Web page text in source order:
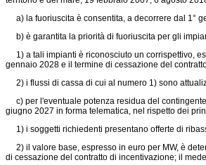
a) la fuoriuscita è consentita, a decorrere dal 1°
b) è garantita la priorità di fuoriuscita per gli
1) a tali impianti è riconosciuto un corrispettivo,
gennaio 2028 e il termine di cessazione del
2) i flussi di cassa di cui al numero 1) sono
c) per l'eventuale potenza residua del
giugno 2027 in forma telematica, nel rispetto dei
1) i soggetti richiedenti presentano offerte di
2) il valore base, espresso in euro per MW, è
di cessazione del contratto di incentivazione; il